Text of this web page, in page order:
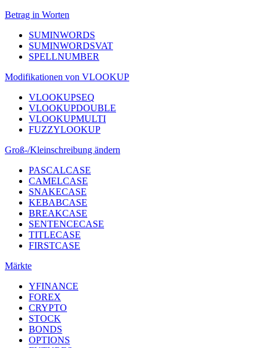
Betrag in Worten
SUMINWORDS
SUMINWORDSVAT
SPELLNUMBER
Modifikationen von VLOOKUP
VLOOKUPSEQ
VLOOKUPDOUBLE
VLOOKUPMULTI
FUZZYLOOKUP
Groß-/Kleinschreibung ändern
PASCALCASE
CAMELCASE
SNAKECASE
KEBABCASE
BREAKCASE
SENTENCECASE
TITLECASE
FIRSTCASE
Märkte
YFINANCE
FOREX
CRYPTO
STOCK
BONDS
OPTIONS